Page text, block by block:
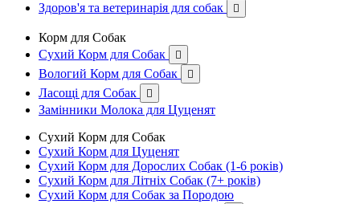
Здоров'я та ветеринарія для собак 
Корм для Собак
Сухий Корм для Собак

Вологий Корм для Собак 
Ласощі для Собак 
Замінники Молока для Цуценят
Сухий Корм для Собак
Сухий Корм для Цуценят
Сухий Корм для Дорослих Собак (1-6 років)
Сухий Корм для Літніх Собак (7+ років)
Сухий Корм для Собак за Породою